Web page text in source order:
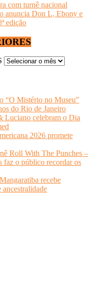
com turnê nacional
anuncia Don L, Ebony e
edição
“O Mistério no Museu”
do Rio de Janeiro
Luciano celebram o Dia
2026 promete
Roll With The Punches –
faz o público recordar os
Mangaratiba recebe
ancestralidade